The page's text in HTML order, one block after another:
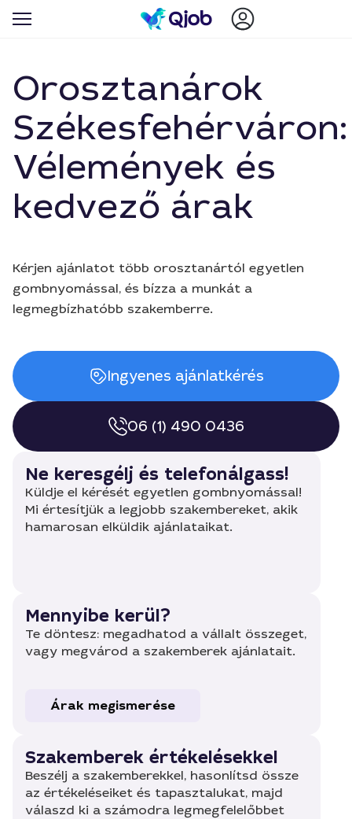
Orosztanárok
Székesfehérváron:
Vélemények és
kedvező árak
Kérjen ajánlatot több orosztanártól egyetlen
gombnyomással, és bízza a munkát a
legmegbízhatóbb szakemberre.
Ingyenes ajánlatkérés
06 (1) 490 0436
Ne keresgélj és telefonálgass!
Küldje el kérését egyetlen gombnyomással!
Mi értesítjük a legjobb szakembereket, akik
hamarosan elküldik ajánlataikat.
Mennyibe kerül?
Te döntesz: megadhatod a vállalt összeget,
vagy megvárod a szakemberek ajánlatait.
Árak megismerése
Szakemberek értékelésekkel
Beszélj a szakemberekkel, hasonlítsd össze
az értékeléseiket és tapasztalukat, majd
válaszd ki a számodra legmegfelelőbbet